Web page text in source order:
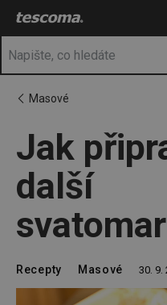
Nacházíte se na stránce Jak
Přejít
Přejít
Přejít
Masové
Jak
další
Recepty Masové 30. 9.